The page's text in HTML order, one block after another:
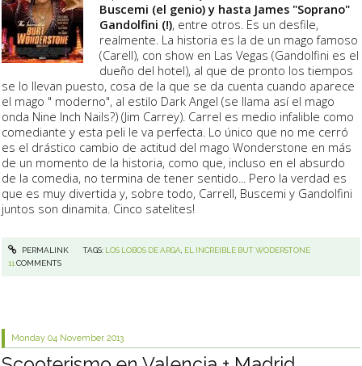
Buscemi (el genio) y hasta James "Soprano"
Gandolfini (!), entre otros. Es un desfile,
realmente. La historia es la de un mago famoso
(Carell), con show en Las Vegas (Gandolfini es el
dueño del hotel), al que de pronto los tiempos
se lo llevan puesto, cosa de la que se da cuenta cuando aparece
el mago " moderno", al estilo Dark Angel (se llama así el mago
onda Nine Inch Nails?) (Jim Carrey). Carrel es medio infalible como
comediante y esta peli le va perfecta. Lo único que no me cerró
es el drástico cambio de actitud del mago Wonderstone en más
de un momento de la historia, como que, incluso en el absurdo
de la comedia, no termina de tener sentido... Pero la verdad es
que es muy divertida y, sobre todo, Carrell, Buscemi y Gandolfini
juntos son dinamita. Cinco satelites!
PERMALINK TAGS: LOS LOBOS DE ARGA EL INCREIBLE BUT WODERSTONE
11 COMMENTS
Monday 04 November 2013